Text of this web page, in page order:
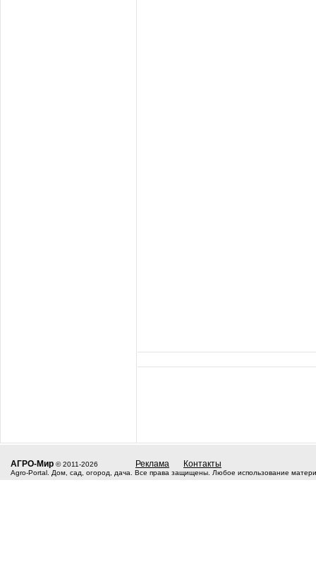
АГРО-Мир © 2011-2026 Реклама Контакты
Agro-Portal. Дом, сад, огород, дача. Все права защищены. Любое использование